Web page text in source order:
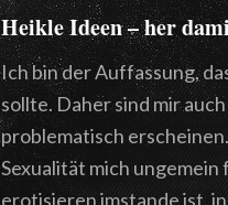
Heikle Ideen – her
Ich bin der Auffassung,
sollte. Daher sind mir
problematisch
Sexualität mich
erotisieren imstande ist,